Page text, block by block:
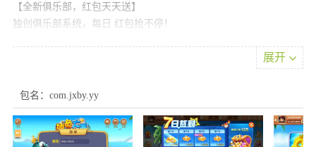
【全新俱乐部，红包天天送】
独创俱乐部系统，每日 红包抢不停！
万人同时在线，四人同屏捕鱼，一起挑战强力BOSS
游戏亮点
1.海量金币免费领，百万话费送不停！
展开
包名：com.jxby.yy